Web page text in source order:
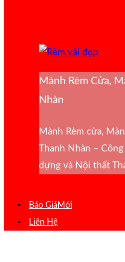
Mành Rèm Cửa,
Nhàn
Mành Rèm cửa,
Thanh Nhàn –
dựng và Nội thất
Báo Giá
Liên Hệ